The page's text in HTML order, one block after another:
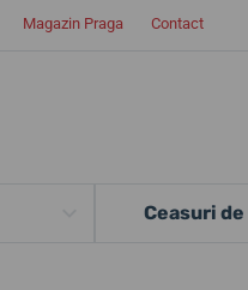
Magazin Praga Contact
Ceasuri de